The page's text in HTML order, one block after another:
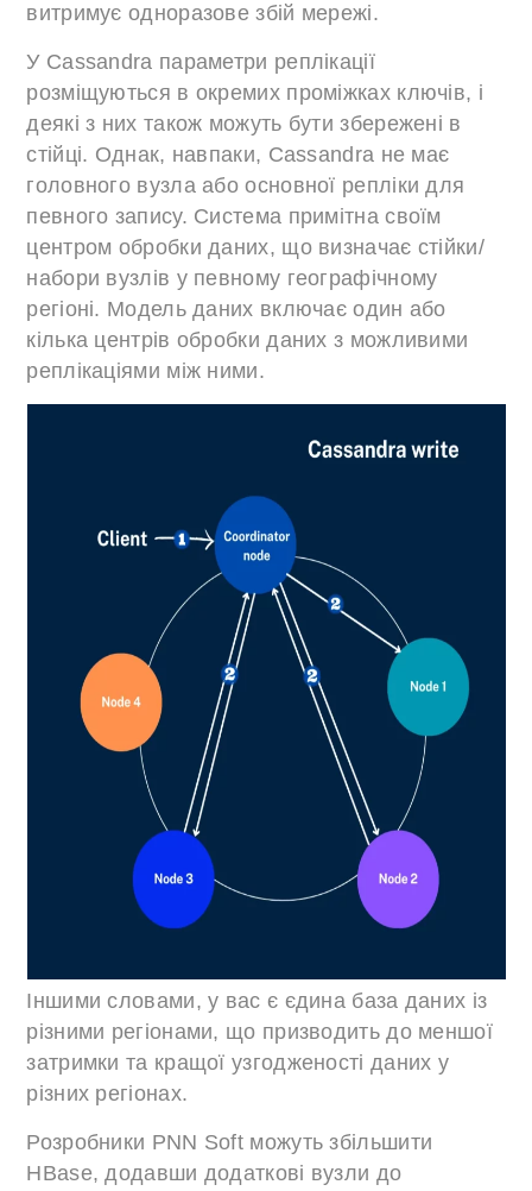
витримує одноразове збій мережі.
У Cassandra параметри реплікації
розміщуються в окремих проміжках ключів, і
деякі з них також можуть бути збережені в
стійці. Однак, навпаки, Cassandra не має
головного вузла або основної репліки для
певного запису. Система примітна своїм
центром обробки даних, що визначає стійки/
набори вузлів у певному географічному
регіоні. Модель даних включає один або
кілька центрів обробки даних з можливими
реплікаціями між ними.
Іншими словами, у вас є єдина база даних із
різними регіонами, що призводить до меншої
затримки та кращої узгодженості даних у
різних регіонах.
Розробники PNN Soft можуть збільшити
HBase, додавши додаткові вузли до